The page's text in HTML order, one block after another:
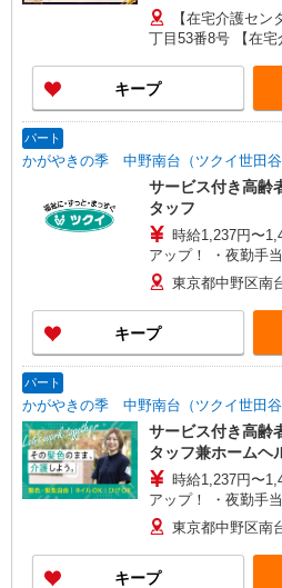
月） 別途残業手当
代全額支給
【在宅介護セ
丁目53番8号 【在
【在宅介護センタ
四丁目14-6 メゾン
ター西東京】東京
ンハイツ101号室
京都練馬区石神井町
【在宅介護センタ
目19-8
キープ
パート
かがやきの季 中野南台（ツクイ世田谷
サービス付き高
タッフ
時給1,237円〜1,430円 ★土日祝日
アップ！ ・夜勤手
格・経験等による
東京都中野区南
キープ
パート
かがやきの季 中野南台（ツクイ世田谷
サービス付き高
タッフ兼ホームヘ
時給1,237円〜1,430円 ★土日祝日
アップ！ ・夜勤手
円/月 ※給与幅は資
東京都中野区南
キープ